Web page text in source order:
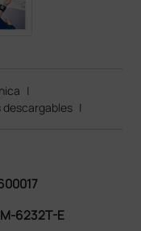
|
|
6232T-E